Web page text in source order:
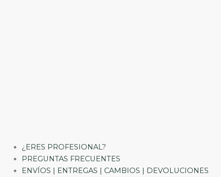
¿ERES PROFESIONAL?
PREGUNTAS FRECUENTES
ENVÍOS | ENTREGAS | CAMBIOS | DEVOLUCIONES